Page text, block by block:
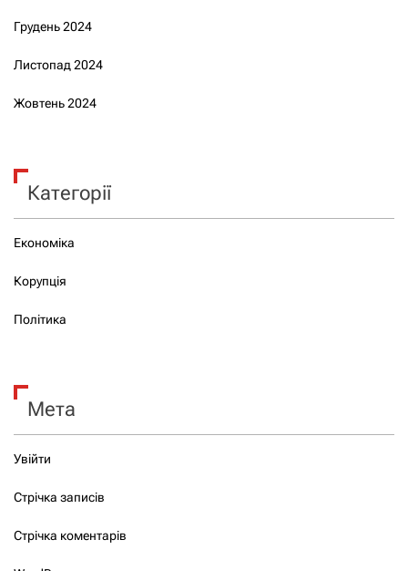
Грудень 2024
Листопад 2024
Жовтень 2024
Категорії
Економіка
Корупція
Політика
Мета
Увійти
Стрічка записів
Стрічка коментарів